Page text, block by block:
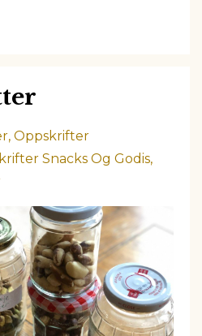
Oppskrifter
Snacks Og Godis